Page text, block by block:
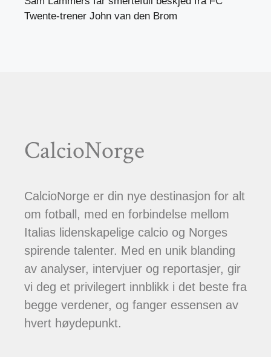
Twente-trener John van den Brom
CalcioNorge
CalcioNorge er din nye destinasjon for alt
om fotball, med en forbindelse mellom
Italias lidenskapelige calcio og Norges
spirende talenter. Med en unik blanding
av analyser, intervjuer og reportasjer, gir
vi deg et privilegert innblikk i det beste fra
begge verdener, og fanger essensen av
hvert høydepunkt.